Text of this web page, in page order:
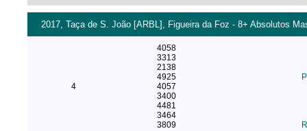
2017, Taça de S. João [ARBL], Figueira da Foz - 8+ Absolutos
4
4058
3313
2138
4925
4057
3400
4481
3464
3809